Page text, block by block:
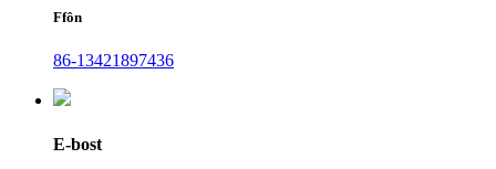
Ffôn
86-13421897436
E-bost